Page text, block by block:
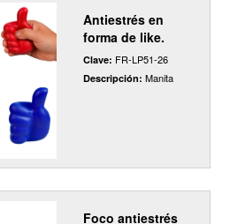
Antiestrés en
forma de like.
Clave: FR-LP51-26
Descripción:Manita
Foco antiestrés